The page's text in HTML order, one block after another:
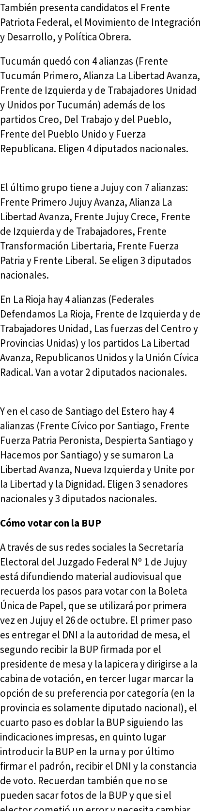
También presenta candidatos el Frente
Patriota Federal, el Movimiento de Integración
y Desarrollo, y Política Obrera.
Tucumán quedó con 4 alianzas (Frente
Tucumán Primero, Alianza La Libertad Avanza,
Frente de Izquierda y de Trabajadores Unidad
y Unidos por Tucumán) además de los
partidos Creo, Del Trabajo y del Pueblo,
Frente del Pueblo Unido y Fuerza
Republicana. Eligen 4 diputados nacionales.
El último grupo tiene a Jujuy con 7 alianzas:
Frente Primero Jujuy Avanza, Alianza La
Libertad Avanza, Frente Jujuy Crece, Frente
de Izquierda y de Trabajadores, Frente
Transformación Libertaria, Frente Fuerza
Patria y Frente Liberal. Se eligen 3 diputados
nacionales.
En La Rioja hay 4 alianzas (Federales
Defendamos La Rioja, Frente de Izquierda y de
Trabajadores Unidad, Las fuerzas del Centro y
Provincias Unidas) y los partidos La Libertad
Avanza, Republicanos Unidos y la Unión Cívica
Radical. Van a votar 2 diputados nacionales.
Y en el caso de Santiago del Estero hay 4
alianzas (Frente Cívico por Santiago, Frente
Fuerza Patria Peronista, Despierta Santiago y
Hacemos por Santiago) y se sumaron La
Libertad Avanza, Nueva Izquierda y Unite por
la Libertad y la Dignidad. Eligen 3 senadores
nacionales y 3 diputados nacionales.
Cómo votar con la BUP
A través de sus redes sociales la Secretaría
Electoral del Juzgado Federal Nº 1 de Jujuy
está difundiendo material audiovisual que
recuerda los pasos para votar con la Boleta
Única de Papel, que se utilizará por primera
vez en Jujuy el 26 de octubre. El primer paso
es entregar el DNI a la autoridad de mesa, el
segundo recibir la BUP firmada por el
presidente de mesa y la lapicera y dirigirse a la
cabina de votación, en tercer lugar marcar la
opción de su preferencia por categoría (en la
provincia es solamente diputado nacional), el
cuarto paso es doblar la BUP siguiendo las
indicaciones impresas, en quinto lugar
introducir la BUP en la urna y por último
firmar el padrón, recibir el DNI y la constancia
de voto. Recuerdan también que no se
pueden sacar fotos de la BUP y que si el